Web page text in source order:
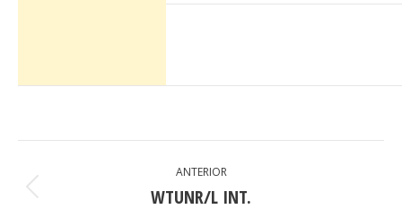
NAVIGATION
ANTERIOR
Previous
WTUNR/L INT.